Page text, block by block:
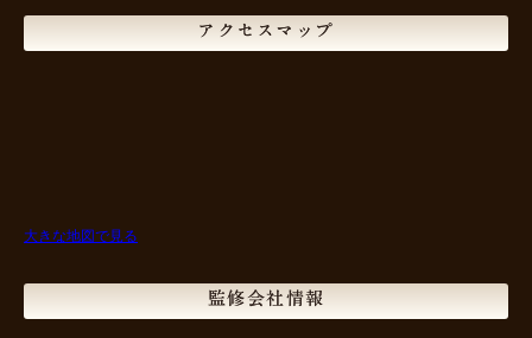
アクセスマップ
大きな地図で見る
監修会社情報